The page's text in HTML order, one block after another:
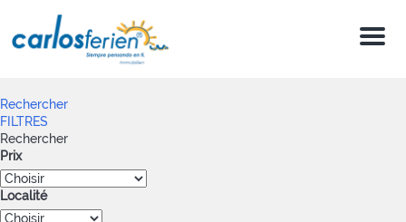
Menu
Rechercher
FILTRES
Rechercher
Prix
Localité